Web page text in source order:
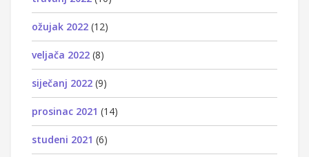
ožujak 2022 (12)
veljača 2022 (8)
siječanj 2022 (9)
prosinac 2021 (14)
studeni 2021 (6)